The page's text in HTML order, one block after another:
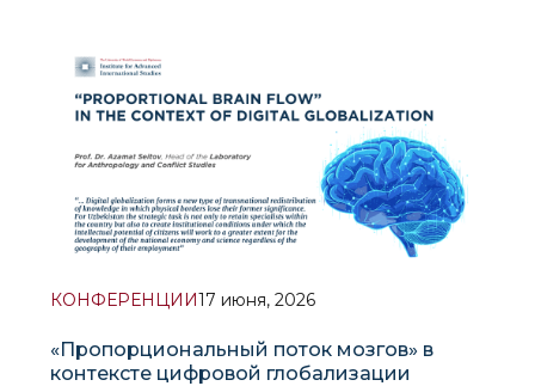
КОНФЕРЕНЦИИ17 июня, 2026
«Пропорциональный поток мозгов» в
контексте цифровой глобализации